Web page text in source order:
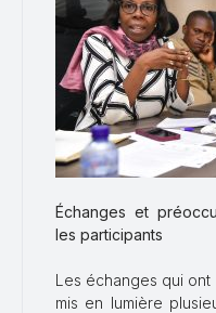
Échanges et
les participants
Les échanges qui
mis en lumière